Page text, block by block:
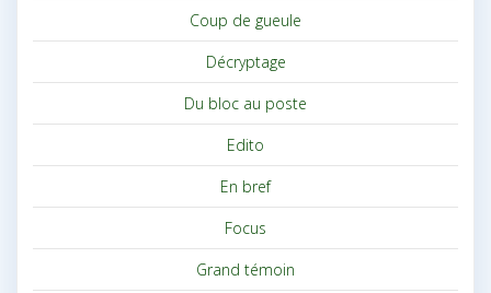
Coup de gueule
Décryptage
Du bloc au poste
Edito
En bref
Focus
Grand témoin